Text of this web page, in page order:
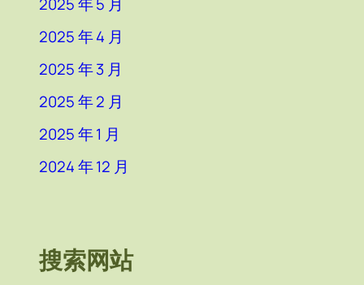
2025 年 4 月
2025 年 3 月
2025 年 2 月
2025 年 1 月
2024 年 12 月
搜索网站